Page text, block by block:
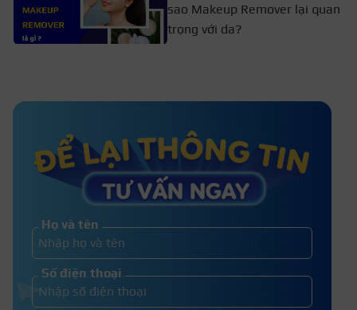
sao Makeup Remover lại quan
trọng với da?
Chia sẻ cách trang điểm cho mũi to
nhỏ lại trong một nốt nhạc
phủ cho lớp nền hoàn hảo
Họ và tên
Số điện thoại